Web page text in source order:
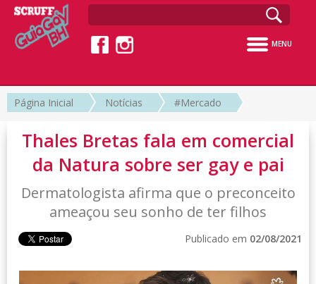
MENU
Página Inicial Notícias #Mercado
Thales Bretas fala em comercial
da Natura sobre ser gay e pai
Dermatologista afirma que o preconceito
ameaçou seu sonho de ter filhos
Publicado em 02/08/2021